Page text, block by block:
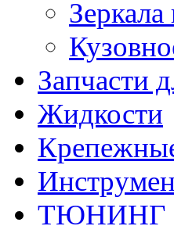
Запчасти
Жидкости
ТЮНИНГ